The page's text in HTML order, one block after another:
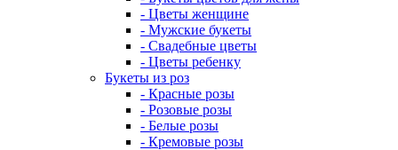
- Цветы женщине
- Мужские букеты
- Свадебные цветы
- Цветы ребенку
Букеты из роз
- Красные розы
- Розовые розы
- Белые розы
- Кремовые розы